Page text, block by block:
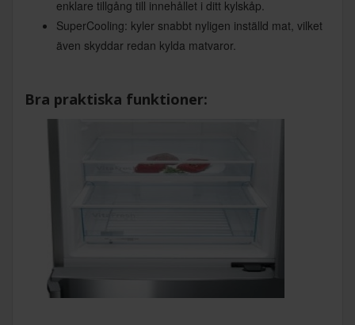
enklare tillgång till innehållet i ditt kylskåp.
SuperCooling: kyler snabbt nyligen inställd mat, vilket
även skyddar redan kylda matvaror.
Bra praktiska funktioner: